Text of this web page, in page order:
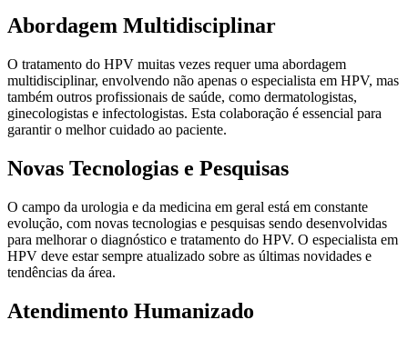
Abordagem Multidisciplinar
O tratamento do HPV muitas vezes requer uma abordagem
multidisciplinar, envolvendo não apenas o especialista em HPV, mas
também outros profissionais de saúde, como dermatologistas,
ginecologistas e infectologistas. Esta colaboração é essencial para
garantir o melhor cuidado ao paciente.
Novas Tecnologias e Pesquisas
O campo da urologia e da medicina em geral está em constante
evolução, com novas tecnologias e pesquisas sendo desenvolvidas
para melhorar o diagnóstico e tratamento do HPV. O especialista em
HPV deve estar sempre atualizado sobre as últimas novidades e
tendências da área.
Atendimento Humanizado